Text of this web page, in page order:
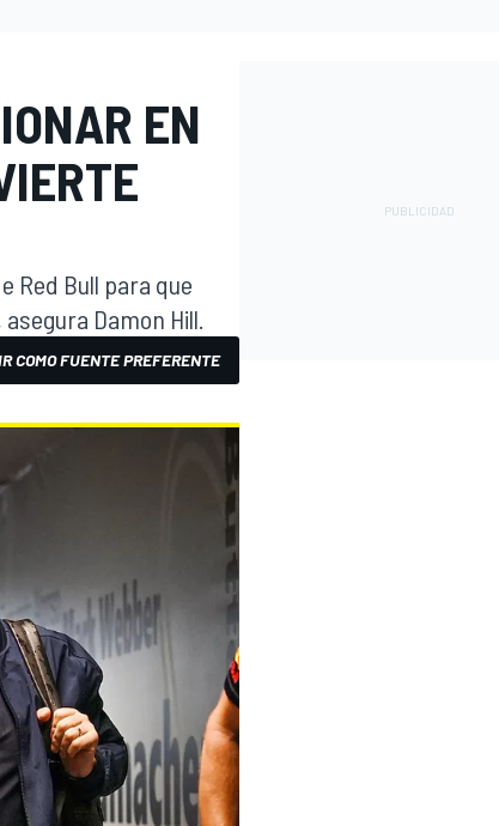
EN
Red Bull para que
Damon Hill.
COMO FUENTE PREFERENTE